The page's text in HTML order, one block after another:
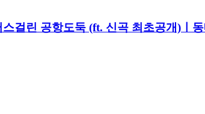
걸린 공항도둑 (ft. 신곡 최초공개)ㅣ